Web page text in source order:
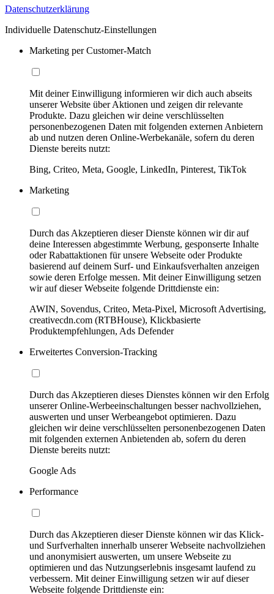
Datenschutzerklärung
Individuelle Datenschutz-Einstellungen
Marketing per Customer-Match
Mit deiner Einwilligung informieren wir dich auch abseits
unserer Website über Aktionen und zeigen dir relevante
Produkte. Dazu gleichen wir deine verschlüsselten
personenbezogenen Daten mit folgenden externen Anbietern
ab und nutzen deren Online-Werbekanäle, sofern du deren
Dienste bereits nutzt:
Bing, Criteo, Meta, Google, LinkedIn, Pinterest, TikTok
Marketing
Durch das Akzeptieren dieser Dienste können wir dir auf
deine Interessen abgestimmte Werbung, gesponserte Inhalte
oder Rabattaktionen für unsere Webseite oder Produkte
basierend auf deinem Surf- und Einkaufsverhalten anzeigen
sowie deren Erfolge messen. Mit deiner Einwilligung setzen
wir auf dieser Webseite folgende Drittdienste ein:
AWIN, Sovendus, Criteo, Meta-Pixel, Microsoft Advertising,
creativecdn.com (RTBHouse), Klickbasierte
Produktempfehlungen, Ads Defender
Erweitertes Conversion-Tracking
Durch das Akzeptieren dieses Dienstes können wir den Erfolg
unserer Online-Werbeeinschaltungen besser nachvollziehen,
auswerten und unser Werbeangebot optimieren. Dazu
gleichen wir deine verschlüsselten personenbezogenen Daten
mit folgenden externen Anbietenden ab, sofern du deren
Dienste bereits nutzt:
Google Ads
Performance
Durch das Akzeptieren dieser Dienste können wir das Klick-
und Surfverhalten innerhalb unserer Webseite nachvollziehen
und anonymisiert auswerten, um unsere Webseite zu
optimieren und das Nutzungserlebnis insgesamt laufend zu
verbessern. Mit deiner Einwilligung setzen wir auf dieser
Webseite folgende Drittdienste ein: